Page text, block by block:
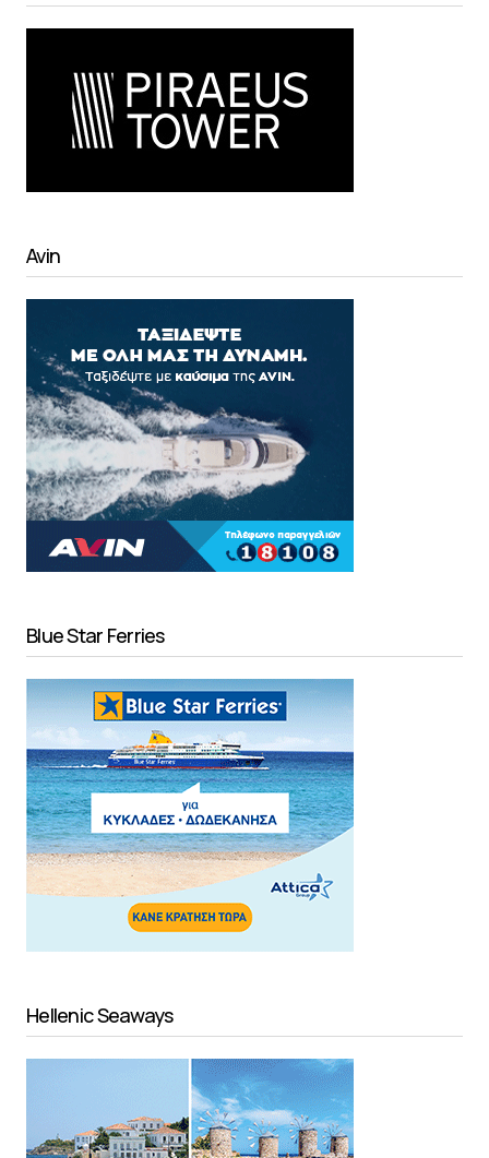
Avin
Blue Star Ferries
Hellenic Seaways